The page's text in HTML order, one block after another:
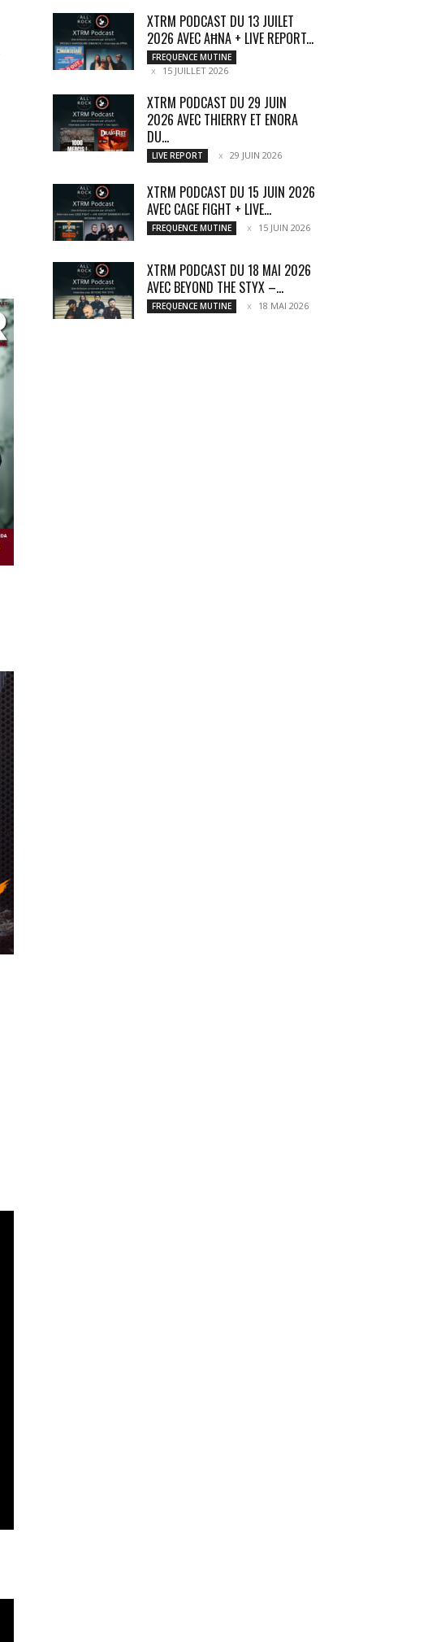
XTRM PODCAST DU 13 JUILET
2026 AVEC AĦNA + LIVE REPORT...
FREQUENCE MUTINE
15 JUILLET 2026
XTRM PODCAST DU 29 JUIN
2026 AVEC THIERRY ET ENORA
DU...
LIVE REPORT 29 JUIN 2026
XTRM PODCAST DU 15 JUIN 2026
AVEC CAGE FIGHT + LIVE...
FREQUENCE MUTINE 15 JUIN 2026
XTRM PODCAST DU 18 MAI 2026
AVEC BEYOND THE STYX –...
FREQUENCE MUTINE 18 MAI 2026